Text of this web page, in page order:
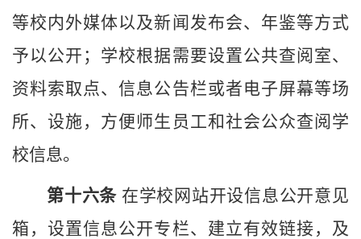
等校内外媒体以及新闻发布会、 年鉴等方式
予以公开； 学校根据需要设置公共查阅室、
资料索取点、信息公告栏或者电子屏幕等场
所、设施，方便师生员工和社会公众查阅学
校信息。
第十六条 在学校 网站开设信息公开意见
箱，设置信息公开专栏、建立有效链接，及